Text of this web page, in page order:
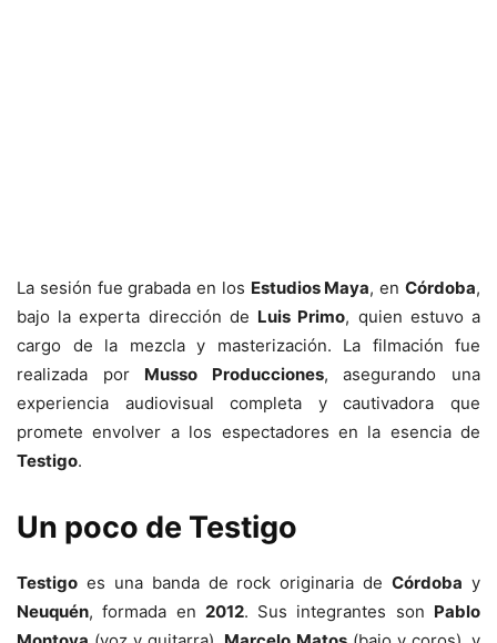
La sesión fue grabada en los Estudios Maya, enCórdoba,
bajo la experta dirección de Luis Primo, quien estuvo a
cargo de la mezcla y masterización. La filmación fue
realizada por Musso Producciones, asegurando una
experiencia audiovisual completa y cautivadora que
promete envolver a los espectadores en la esencia de
Testigo.
Un poco de Testigo
Testigo es una banda de rock originaria deCórdoba y
Neuquén, formada en 2012. Sus integrantes son Pablo